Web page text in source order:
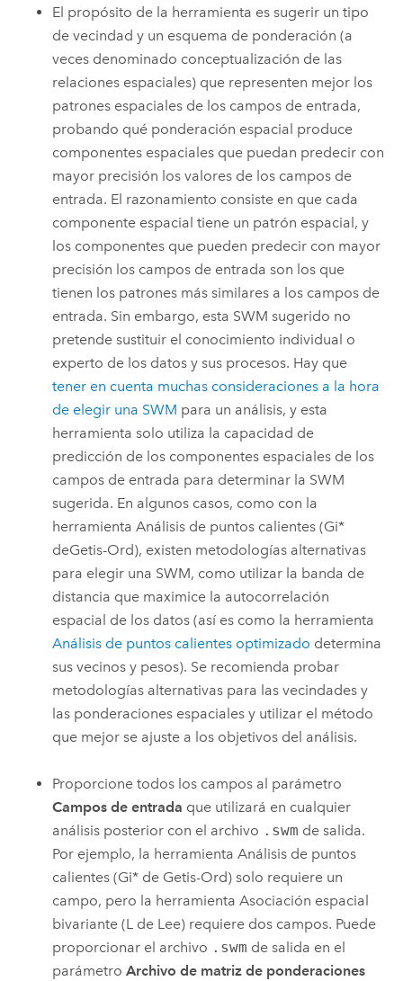
El propósito de la herramienta es sugerir un tipo
de vecindad y un esquema de ponderación (a
veces denominado conceptualización de las
relaciones espaciales) que representen mejor los
patrones espaciales de los campos de entrada,
probando qué ponderación espacial produce
componentes espaciales que puedan predecir con
mayor precisión los valores de los campos de
entrada. El razonamiento consiste en que cada
componente espacial tiene un patrón espacial, y
los componentes que pueden predecir con mayor
precisión los campos de entrada son los que
tienen los patrones más similares a los campos de
entrada. Sin embargo, esta SWM sugerido no
pretende sustituir el conocimiento individual o
experto de los datos y sus procesos. Hay que
tener en cuenta muchas consideraciones a la hora
de elegir una SWM para un análisis, y esta
herramienta solo utiliza la capacidad de
predicción de los componentes espaciales de los
campos de entrada para determinar la SWM
sugerida. En algunos casos, como con la
herramientaAnálisis de puntos calientes (Gi*
deGetis-Ord), existen metodologías alternativas
para elegir una SWM, como utilizar la banda de
distancia que maximice la autocorrelación
espacial de los datos (así es como la herramienta
Análisis de puntos calientes optimizado determina
sus vecinos y pesos). Se recomienda probar
metodologías alternativas para las vecindades y
las ponderaciones espaciales y utilizar el método
que mejor se ajuste a los objetivos del análisis.
Proporcione todos los campos al parámetro
Campos de entrada que utilizará en cualquier
análisis posterior con el archivo .swm de salida.
Por ejemplo, la herramientaAnálisis de puntos
calientes (Gi* de Getis-Ord) solo requiere un
campo, pero la herramientaAsociación espacial
bivariante (L de Lee) requiere dos campos. Puede
proporcionar el archivo .swm de salida en el
parámetroArchivo de matriz de ponderaciones